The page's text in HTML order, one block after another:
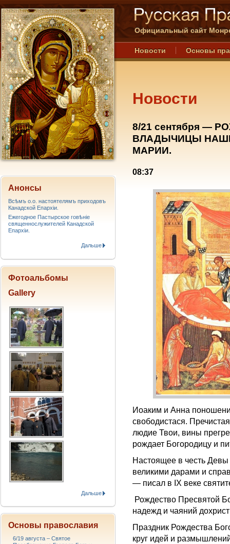
Официальный сайт
Новости Основы
Новости
8/21 сентября —
ВЛАДЫЧИЦЫ
МАРИИ.
08:37
Иоаким и Анна
свободистася.
людие Твои, вины
рождает Богородицу и
Настоящее в честь Девы
великими дарами и
— писал в IX веке
Рождество Пресвятой
надежд и чаяний
Праздник Рождества
круг идей и
Анонсы
Всѣмъ о.о. настоятелямъ приходовъ
Канадской Епархiи.
Ежегодное Пастырское говѣніе
священнослужителей Канадской
Епархіи.
Дальше
Фотоальбомы
Gallery
Дальше
Основы православия
6/19 августа – Святое